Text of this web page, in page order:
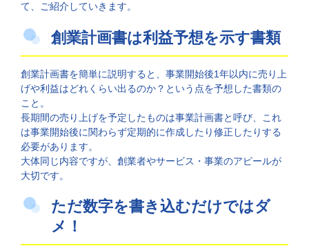
て、ご紹介していきます。
創業計画書は利益予想を示す書類
創業計画書を簡単に説明すると、事業開始後1年以内に売り上
げや利益はどれくらい出るのか？という点を予想した書類の
こと。
長期間の売り上げを予定したものは事業計画書と呼び、これ
は事業開始後に関わらず定期的に作成したり修正したりする
必要があります。
大体同じ内容ですが、創業者やサービス・事業のアピールが
大切です。
ただ数字を書き込むだけではダ
メ！